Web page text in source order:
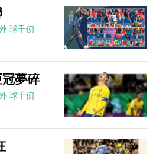
球千仞
夢碎
球千仞